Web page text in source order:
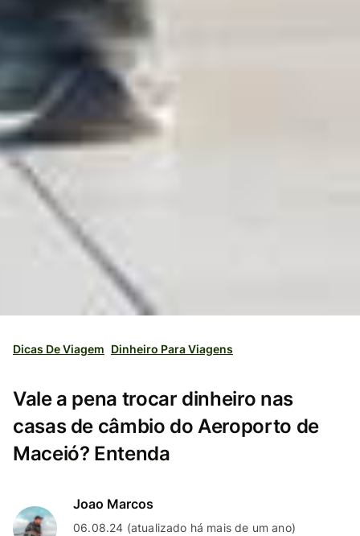
Dicas De Viagem Dinheiro Para Viagens
Vale a pena trocar dinheiro nas
casas de câmbio do Aeroporto de
Maceió? Entenda
Joao Marcos
06.08.24 (atualizado há mais de um ano)